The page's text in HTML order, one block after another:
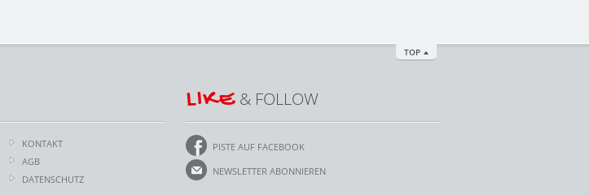
TOP
KONTAKT
AGB
DATENSCHUTZ
LIKE& FOLLOW
PISTE AUF FACEBOOK
NEWSLETTER ABONNIEREN